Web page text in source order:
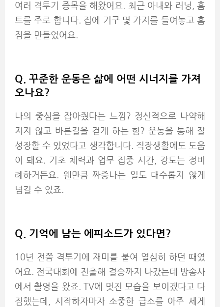
여러 격투기 종목을 해왔어요. 최근 아내와 러닝, 홈
트를 주로 합니다. 집에 기구 몇 가지를 들여놓고 홈
짐을 만들었어요.
Q. 꾸준한 운동은 삶에 어떤 시너지를 가져
오나요?
나의 중심을 잡아줬다는 느낌? 정신적으로 나약해
지지 않고 바른길을 걷게 하는 힘? 운동을 통해 잘
성장할 수 있었다고 생각합니다. 직장생활에도 도움
이 돼요. 기초 체력과 업무 집중 시간, 강도는 정비
례하거든요. 웬만큼 짜증나는 일도 대수롭지 않게
넘길 수 있죠.
Q. 기억에 남는 에피소드가 있다면?
10년 전쯤 격투기에 재미를 붙여 열심히 하던 때였
어요. 전국대회에 진출해 결승까지 나갔는데 방송사
에서 촬영을 왔죠. TV에 멋진 모습을 보이겠다고 다
짐했는데, 시작하자마자 소중한 급소를 아주 세게